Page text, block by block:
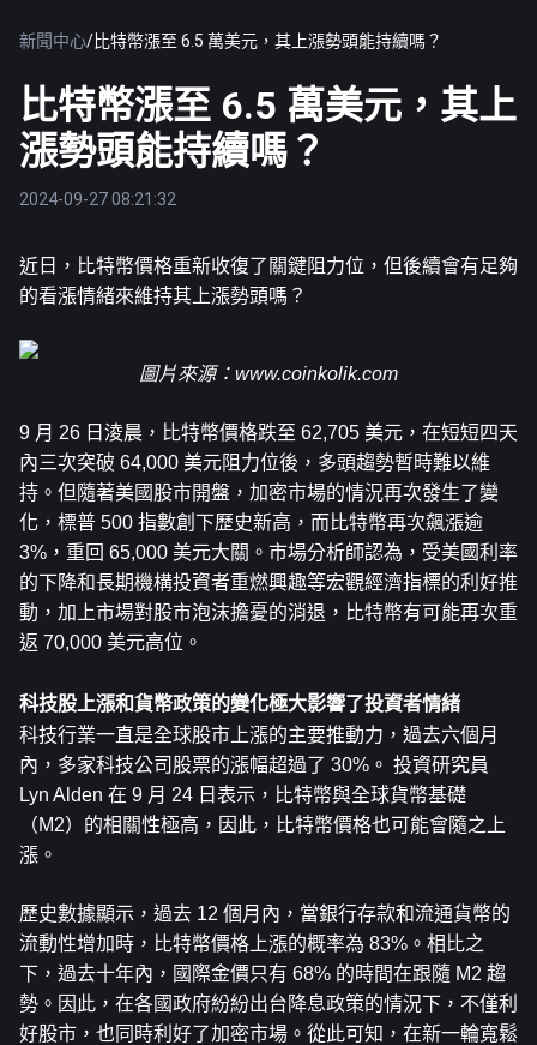
新聞中心/比特幣漲至 6.5 萬美元，其上漲勢頭能持續嗎？
比特幣漲至 6.5 萬美元，其上
漲勢頭能持續嗎？
2024-09-27 08:21:32
近日， 比特幣價格重新收復了關鍵阻力位，但後續會有足夠
的看漲情緒來維持其上漲勢頭嗎？
圖片來源： www.coinkolik.com
9 月 26 日淩晨，比特幣價格跌至 62,705 美元，在短短四天
內三次突破 64,000 美元阻力位後，多頭趨勢暫時難以維
持。但隨著美國股市開盤，加密市場的情況再次發生了變
化，標普 500 指數創下歷史新高，而比特幣再次飆漲逾
3%，重回 65,000 美元大關。市場分析師認為，受美國利率
的下降和長期機構投資者重燃興趣等宏觀經濟指標的利好推
動，加上市場對股市泡沫擔憂的消退，比特幣有可能再次重
返 70,000 美元高位。
科技股上漲和貨幣政策的變化極大影響了投資者情緒
科技行業一直是全球股市上漲的主要推動力，過去六個月
內，多家科技公司股票的漲幅超過了 30%。 投資研究員
Lyn Alden 在 9 月 24 日表示，比特幣與全球貨幣基礎
（M2）的相關性極高，因此，比特幣價格也可能會隨之上
漲。
歷史數據顯示，過去 12 個月內，當銀行存款和流通貨幣的
流動性增加時，比特幣價格上漲的概率為 83%。相比之
下，過去十年內，國際金價只有 68% 的時間在跟隨 M2 趨
勢。因此，在各國政府紛紛出台降息政策的情況下，不僅利
好股市，也同時利好了加密市場。從此可知，在新一輪寬鬆